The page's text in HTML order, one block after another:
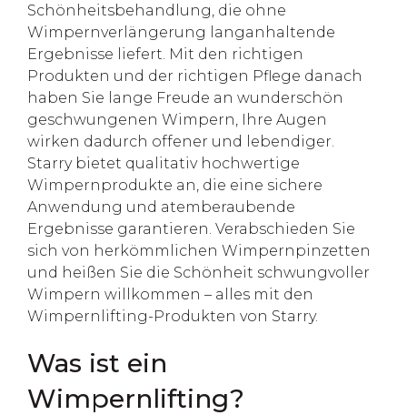
Schönheitsbehandlung, die ohne
Wimpernverlängerung langanhaltende
Ergebnisse liefert. Mit den richtigen
Produkten und der richtigen Pflege danach
haben Sie lange Freude an wunderschön
geschwungenen Wimpern, Ihre Augen
wirken dadurch offener und lebendiger.
Starry bietet qualitativ hochwertige
Wimpernprodukte an, die eine sichere
Anwendung und atemberaubende
Ergebnisse garantieren. Verabschieden Sie
sich von herkömmlichen Wimpernpinzetten
und heißen Sie die Schönheit schwungvoller
Wimpern willkommen – alles mit den
Wimpernlifting-Produkten von Starry.
Was ist ein
Wimpernlifting?